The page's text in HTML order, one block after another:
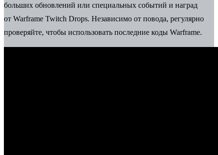
больших обновлений или специальных событий и наград
от Warframe Twitch Drops. Независимо от повода, регулярно
проверяйте, чтобы использовать последние коды Warframe.